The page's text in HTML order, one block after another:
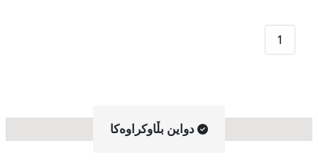
1
دواین بڵاوکراوه‌کا